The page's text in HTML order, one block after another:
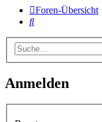
Foren-Übersicht
Suche
Anmelden